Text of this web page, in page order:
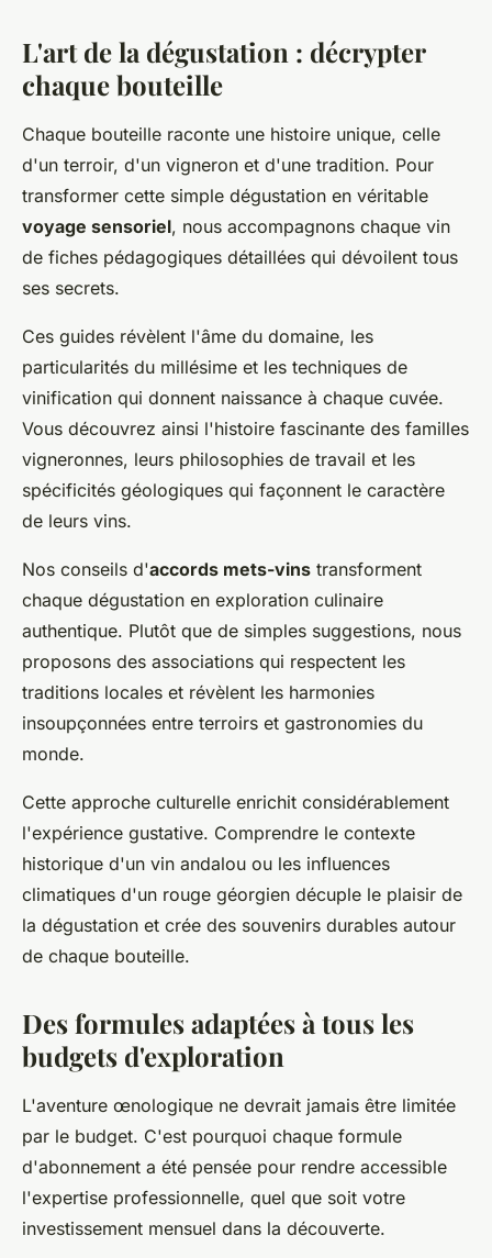
L'art de la dégustation : décrypter
chaque bouteille
Chaque bouteille raconte une histoire unique, celle
d'un terroir, d'un vigneron et d'une tradition. Pour
transformer cette simple dégustation en véritable
voyage sensoriel, nous accompagnons chaque vin
de fiches pédagogiques détaillées qui dévoilent tous
ses secrets.
Ces guides révèlent l'âme du domaine, les
particularités du millésime et les techniques de
vinification qui donnent naissance à chaque cuvée.
Vous découvrez ainsi l'histoire fascinante des familles
vigneronnes, leurs philosophies de travail et les
spécificités géologiques qui façonnent le caractère
de leurs vins.
Nos conseils d'accords mets-vins transforment
chaque dégustation en exploration culinaire
authentique. Plutôt que de simples suggestions, nous
proposons des associations qui respectent les
traditions locales et révèlent les harmonies
insoupçonnées entre terroirs et gastronomies du
monde.
Cette approche culturelle enrichit considérablement
l'expérience gustative. Comprendre le contexte
historique d'un vin andalou ou les influences
climatiques d'un rouge géorgien décuple le plaisir de
la dégustation et crée des souvenirs durables autour
de chaque bouteille.
Des formules adaptées à tous les
budgets d'exploration
L'aventure œnologique ne devrait jamais être limitée
par le budget. C'est pourquoi chaque formule
d'abonnement a été pensée pour rendre accessible
l'expertise professionnelle, quel que soit votre
investissement mensuel dans la découverte.